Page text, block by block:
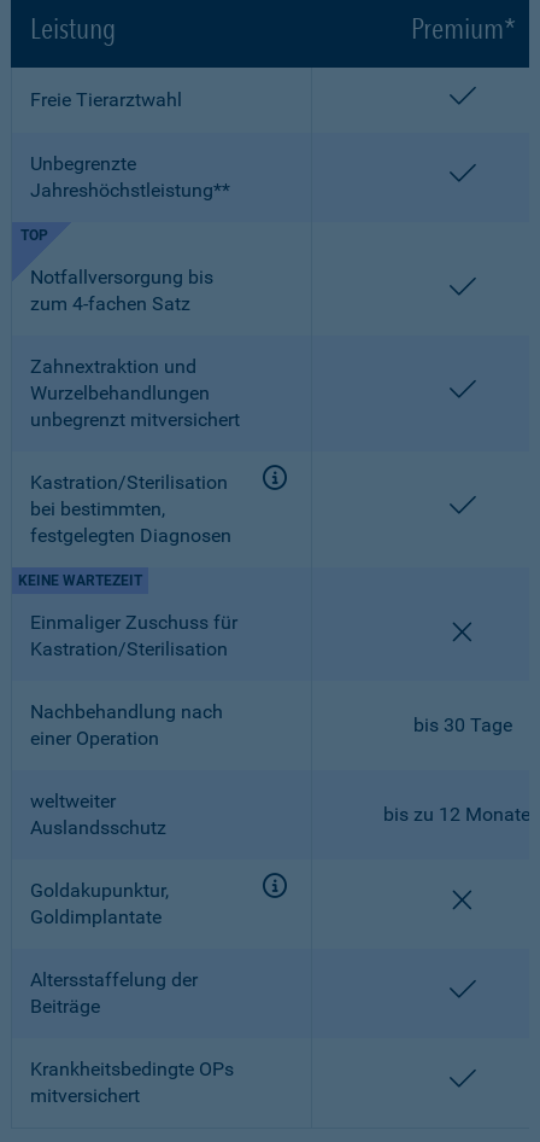
Leistung Premium*
Freie Tierarztwahl
Unbegrenzte
Jahreshöchstleistung**
Notfallversorgung bis
zum 4-fachen Satz
TOP
Zahnextraktion und
Wurzelbehandlungen
unbegrenzt mitversichert
Kastration/Sterilisation
bei bestimmten,
festgelegten Diagnosen
Einmaliger Zuschuss für
Kastration/Sterilisation
KEINE WARTEZEIT
Nachbehandlung nach
einer Operation
bis 30 Tage
weltweiter
Auslandsschutz
bis zu 12 Monaten
Goldakupunktur,
Goldimplantate
Altersstaffelung der
Beiträge
Krankheitsbedingte OPs
mitversichert